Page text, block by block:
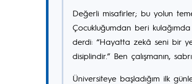
Değerli misafirler; bu yolun
Çocukluğumdan beri
derdi: “Hayatta zekâ seni bir
disiplindir.” Ben çalışmanın,
Üniversiteye başladığım ilk